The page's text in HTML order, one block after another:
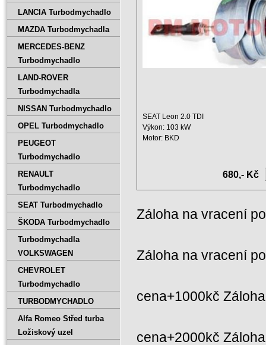
SEAT Leon 2.0 TDI
Výkon: 103 kW
Motor: BKD
680,- Kč
Záloha na vracení
Záloha na vracení
cena+1000kč
cena+2000kč
LANCIA Turbodmychadlo
MAZDA Turbodmychadla
MERCEDES-BENZ
Turbodmychadlo
LAND-ROVER
Turbodmychadla
NISSAN Turbodmychadlo
OPEL Turbodmychadlo
PEUGEOT
Turbodmychadlo
RENAULT
Turbodmychadlo
SEAT Turbodmychadlo
ŠKODA Turbodmychadlo
Turbodmychadla
VOLKSWAGEN
CHEVROLET
Turbodmychadlo
TURBODMYCHADLO
Alfa Romeo Střed turba
Ložiskový uzel